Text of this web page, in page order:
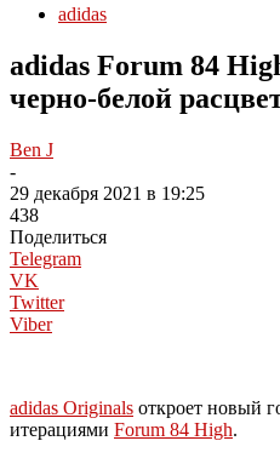
adidas
adidas Forum 84
черно-белой
Ben J
-
29 декабря 2021 в 19:25
438
Поделиться
Telegram
VK
Twitter
Viber
adidas Originals откроет новый
итерациями Forum 84 High.